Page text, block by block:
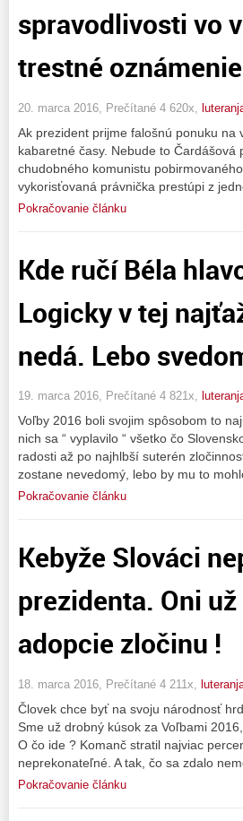
spravodlivosti vo
trestné
20. marca 2016, Prečítané 4 620x,
Ak prezident prijme falošnú ponuku na
kabaretné časy. Nebude to
chudobného komunistu
vykorisťovaná právnička prestúpi z
Pokračovanie článku
Kde ručí Béla
Logicky v tej
nedá. Lebo
19. marca 2016, Prečítané 4 821x,
Voľby 2016 boli svojim spôsobom to
nich sa “ vyplavilo “ všetko čo
radosti až po najhlbší suterén
zostane nevedomý, lebo by mu to
Pokračovanie článku
Kebyže Slováci
prezidenta. Oni
adopcie zločinu !
18. marca 2016, Prečítané 4 211x,
Človek chce byť na svoju národnosť
Sme už drobný kúsok za Voľbami
O čo ide ? Komanč stratil najviac
neprekonateľné. A tak, čo sa zdalo
Pokračovanie článku